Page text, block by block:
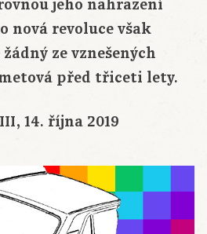
jeho nahrazení
nová revoluce však
ze vznešených
před třiceti lety.
14. října 2019